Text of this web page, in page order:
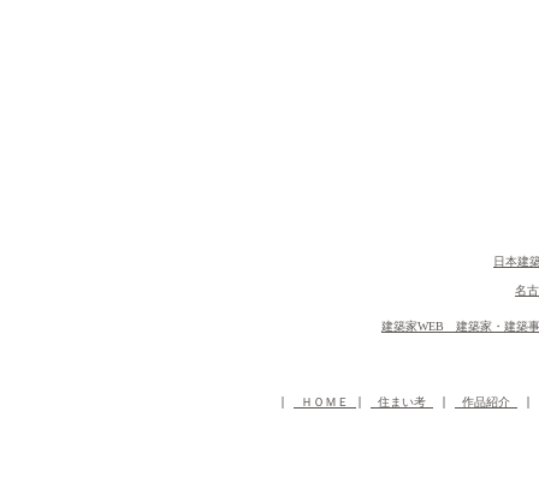
日本建
名
建築家WEB 建築家・建築
ＨＯＭＥ 住まい考 作品紹介